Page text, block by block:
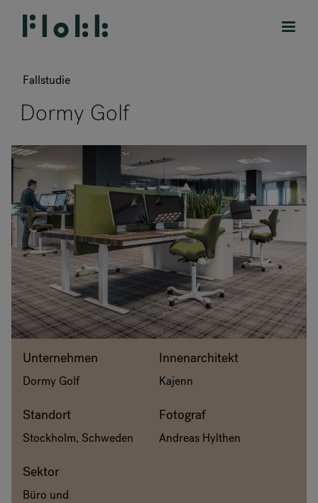
PROJEKTE
DESIGNER
MARKEN
BLOG
SHOP
Über Flokk
Investor
Fallstudie
Dormy Golf
Unternehmen
Dormy Golf
Standort
Stockholm, Schweden
Sektor
Büro und
Innenarchitekt
Kajenn
Fotograf
Andreas Hylthen